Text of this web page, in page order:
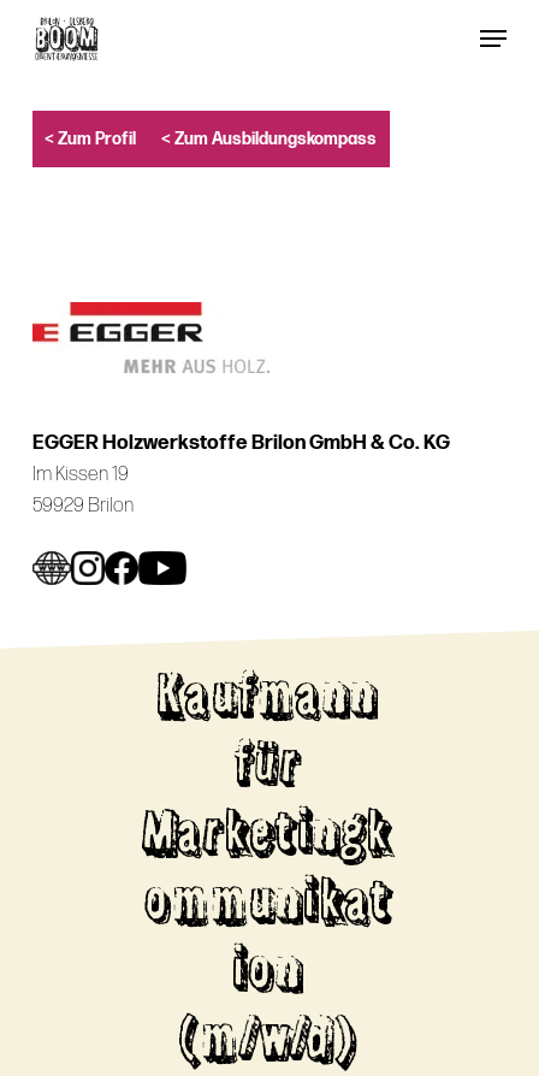
content
Menu
< Zum Profil < Zum Ausbildungskompass
EGGER Holzwerkstoffe Brilon GmbH & Co. KG
Im Kissen 19
59929 Brilon
Kaufmann
für
Marketingk
ommunikat
ion
(m/w/d)